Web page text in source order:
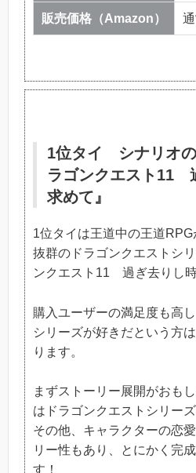
販売価格（Amazon）
1位タイ シナリオ
ラゴンクエスト11
求めて』
1位タイは王道中の王道
抜群のドラゴンクエストシ
ンクエスト11 過ぎ去りし時
購入ユーザーの満足度も高
シリーズが好きだという方
ります。
まずストーリー展開がおも
はドラゴンクエストシリー
その他、キャラクターの恋
リー性もあり、とにかく完
す！